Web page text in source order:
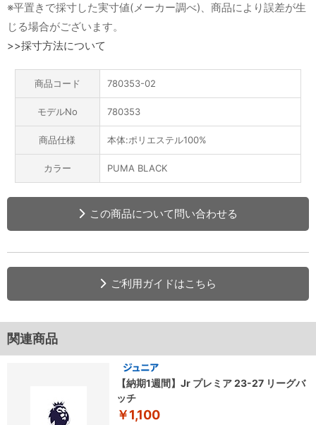
※平置きで採寸した実寸値(メーカー調べ)、商品により誤差が生
じる場合がございます。
>>採寸方法について
商品コード 780353-02
モデルNo 780353
商品仕様 本体:ポリエステル100%
カラー PUMA BLACK
この商品について問い合わせる
ご利用ガイドはこちら
関連商品
【納期1週間】Jr プレミア 23-27 リーグバ
ッチ
￥1,100